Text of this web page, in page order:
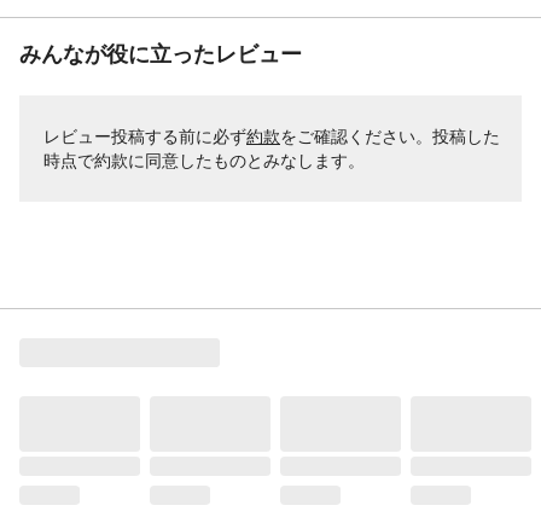
みんなが役に立ったレビュー
レビュー投稿する前に必ず約款をご確認ください。投稿した
時点で約款に同意したものとみなします。